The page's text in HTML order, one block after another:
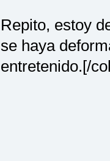
Repito, estoy
se haya
entretenido.[/